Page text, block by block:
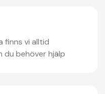
finns vi alltid
du behöver hjälp